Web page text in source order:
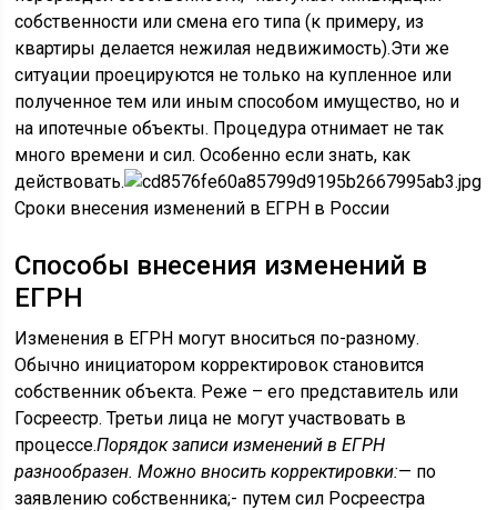
собственности или смена его типа (к примеру, из
квартиры делается нежилая недвижимость).Эти же
ситуации проецируются не только на купленное или
полученное тем или иным способом имущество, но и
на ипотечные объекты. Процедура отнимает не так
много времени и сил. Особенно если знать, как
действовать.
Сроки внесения изменений в ЕГРН в России
Способы внесения изменений в
ЕГРН
Изменения в ЕГРН могут вноситься по-разному.
Обычно инициатором корректировок становится
собственник объекта. Реже – его представитель или
Госреестр. Третьи лица не могут участвовать в
процессе.Порядок записи изменений в ЕГРН
разнообразен. Можно вносить корректировки:— по
заявлению собственника;- путем сил Росреестра